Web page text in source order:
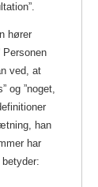
hører
ved, at
og ”noget,
han
har